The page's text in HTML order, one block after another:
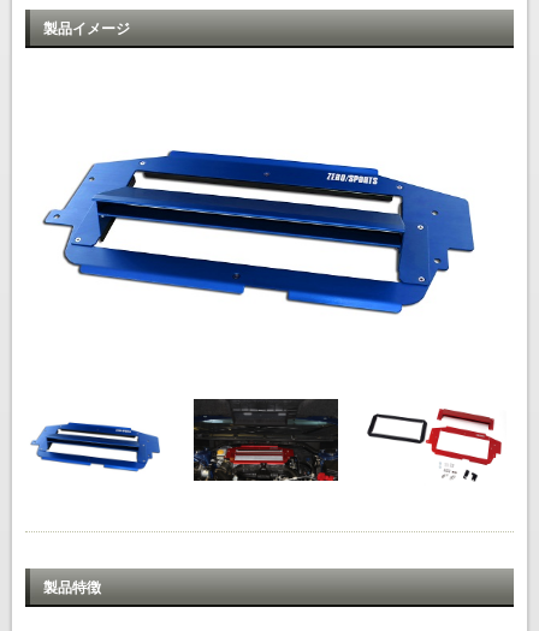
製品イメージ
製品特徴